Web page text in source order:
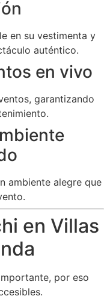
en su vestimenta y
auténtico.
en vivo
garantizando
ambiente alegre que
en Villas
por eso